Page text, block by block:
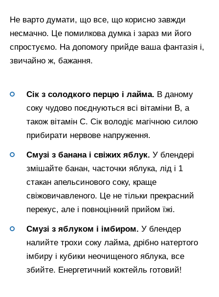
Не варто думати, що все, що корисно завжди
несмачно. Це помилкова думка і зараз ми його
спростуємо. На допомогу прийде ваша фантазія і,
звичайно ж, бажання.
Сік з солодкого перцю і лайма. В даному
соку чудово поєднуються всі вітаміни В, а
також вітамін С. Сік володіє магічною силою
прибирати нервове напруження.
Смузі з банана і свіжих яблук. У блендері
змішайте банан, часточки яблука, лід і 1
стакан апельсинового соку, краще
свіжовичавленого. Це не тільки прекрасний
перекус, але і повноцінний прийом їжі.
Смузі з яблуком і імбиром. У блендер
налийте трохи соку лайма, дрібно натертого
імбиру і кубики неочищеного яблука, все
збийте. Енергетичний коктейль готовий!